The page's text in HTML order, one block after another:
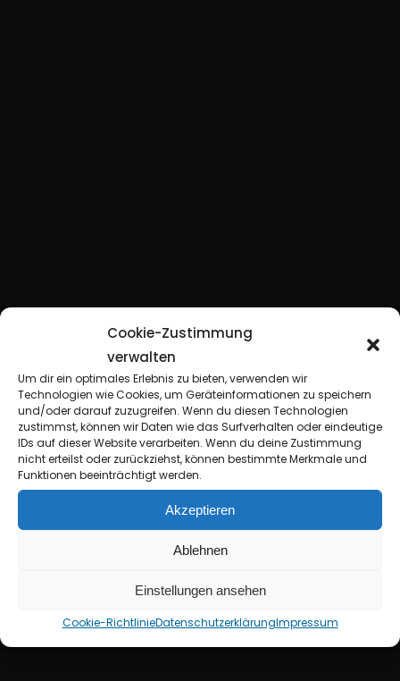
Cookie-Zustimmung
verwalten
Um dir ein optimales Erlebnis zu bieten, verwenden wir
Technologien wie Cookies, um Geräteinformationen zu speichern
und/oder darauf zuzugreifen. Wenn du diesen Technologien
zustimmst, können wir Daten wie das Surfverhalten oder eindeutige
IDs auf dieser Website verarbeiten. Wenn du deine Zustimmung
nicht erteilst oder zurückziehst, können bestimmte Merkmale und
Funktionen beeinträchtigt werden.
Akzeptieren
Ablehnen
Einstellungen ansehen
Cookie-RichtlinieDatenschutzerklärungImpressum
Dr..Tentor
r kel+Käptn